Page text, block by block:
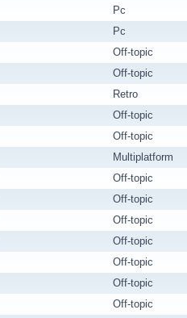
Pc
Pc
Off-topic
Off-topic
Retro
Off-topic
Off-topic
Multiplatform
Off-topic
Off-topic
Off-topic
Off-topic
Off-topic
Off-topic
Off-topic